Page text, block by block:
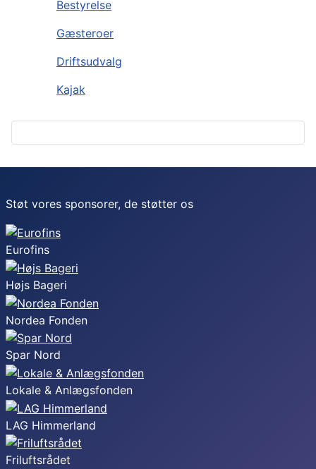
Bestyrelse
Gæsteroer
Driftsudvalg
Kajak
Støt vores sponsorer, de støtter os
Eurofins
Højs Bageri
Nordea Fonden
Spar Nord
Lokale & Anlægsfonden
LAG Himmerland
Friluftsrådet